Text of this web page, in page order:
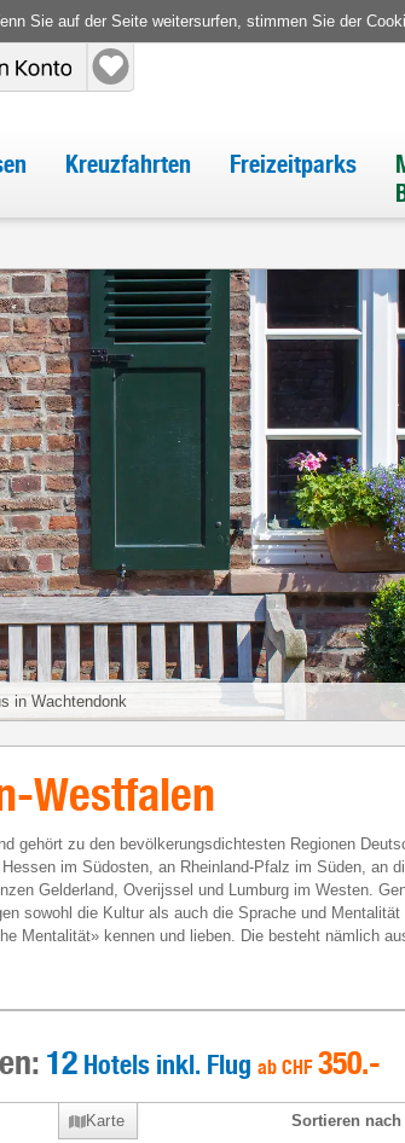
Sie auf der Seite weitersurfen, stimmen Sie der
Kreuzfahrten Freizeitparks
in Wachtendonk
Westfalen
gehört zu den bevölkerungsdichtesten Regionen
im Südosten, an Rheinland-Pfalz im Süden, an
Gelderland, Overijssel und Lumburg im Westen.
sowohl die Kultur als auch die Sprache und Mentalität
Mentalität» kennen und lieben. Die besteht nämlich
12 Hotels inkl. Flug ab CHF 350.-
Karte Sortieren nach